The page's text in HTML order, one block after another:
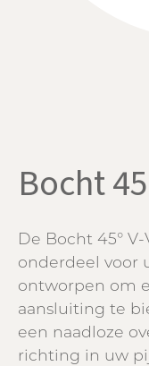
Bocht
De Bocht 45°
onderdeel voor
ontworpen om
aansluiting te
een naadloze
richting in uw